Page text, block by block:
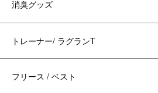
消臭グッズ
トレーナー/ ラグランT
フリース / ベスト